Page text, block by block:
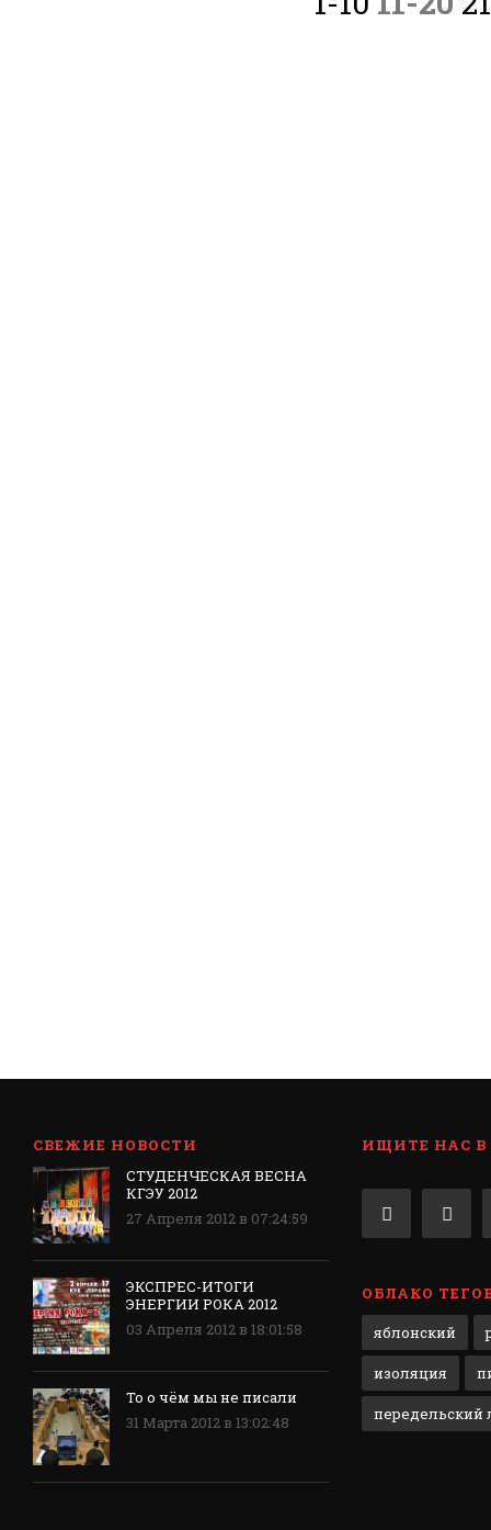
СВЕЖИЕ НОВОСТИ
СТУДЕНЧЕСКАЯ ВЕСНА
КГЭУ 2012
27 Апреля 2012 в 07:24:59
ЭКСПРЕС-ИТОГИ
ЭНЕРГИИ РОКА 2012
03 Апреля 2012 в 18:01:58
То о чём мы не писали
31 Марта 2012 в 13:02:48
ИЩИТЕ НАС В
ОБЛАКО
яблонский
изоляция
передельский